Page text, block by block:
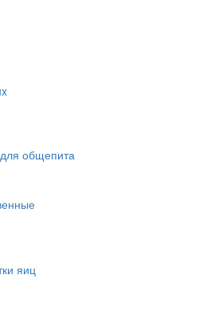
общепита
яиц